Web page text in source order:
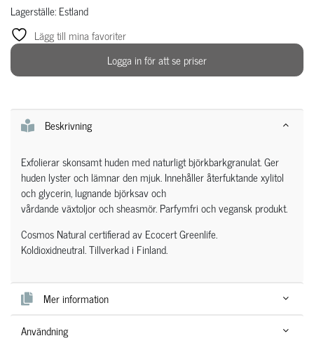
Lagerställe: Estland
Lägg till mina favoriter
Logga in för att se priser
Beskrivning
Exfolierar skonsamt huden med naturligt björkbarkgranulat. Ger
huden lyster och lämnar den mjuk. Innehåller återfuktande xylitol
och glycerin, lugnande björksav och
vårdande växtoljor och sheasmör. Parfymfri och vegansk produkt.
Cosmos Natural certifierad av Ecocert Greenlife.
Koldioxidneutral. Tillverkad i Finland.
Mer information
Användning